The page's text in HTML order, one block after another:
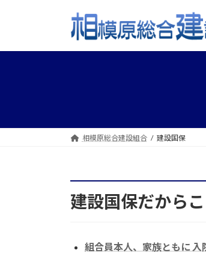
ン
ー
相模原総合建設組合 建設国保
建設国保だから
組合員本人、家族ともに 入